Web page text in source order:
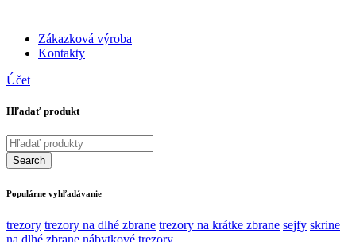
Zákazková výroba
Kontakty
Účet
Hľadať produkt
Populárne vyhľadávanie
trezory trezory na dlhé zbrane trezory na krátke zbrane sejfy skrine
na dlhé zbrane nábytkové trezory